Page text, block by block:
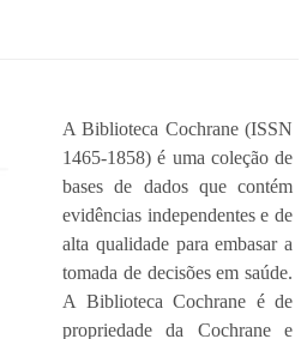
A Biblioteca Cochrane (ISSN
1465-1858) é uma coleção de
bases de dados que contém
evidências independentes e de
alta qualidade para embasar a
tomada de decisões em saúde.
A Biblioteca Cochrane é de
propriedade da Cochrane e